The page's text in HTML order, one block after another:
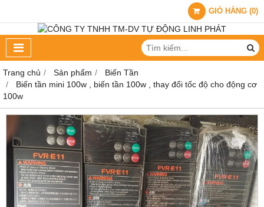
GIỎ HÀNG (0)
Trang chủ Sản phẩm
Biến Tần
Biến tần mini 100w , biến tần 100w , thay đổi tốc độ cho động cơ
100w